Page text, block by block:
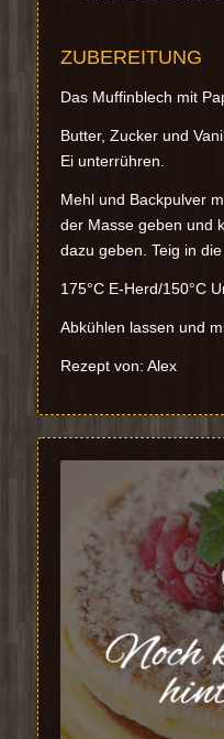
ZUBEREITUNG
Das Muffinblech mit
Butter, Zucker und
Ei unterrühren.
Mehl und Backpulver
der Masse geben und
dazu geben. Teig in
175°C E-Herd/150°C
Abkühlen lassen und
Rezept von: Alex